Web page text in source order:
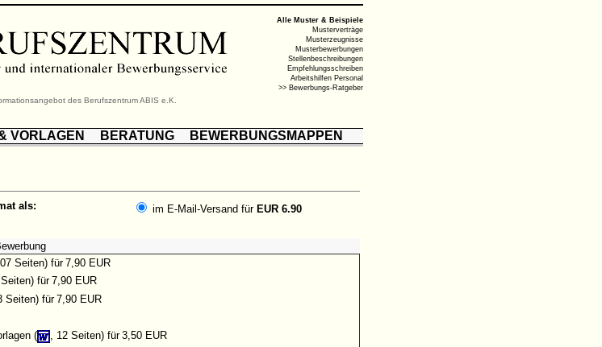
des Berufszentrum ABIS e.K.
Alle Muster & Beispiele
Musterverträge
Musterzeugnisse
Musterbewerbungen
Stellenbeschreibungen
Empfehlungsschreiben
Arbeitshilfen Personal
>> Bewerbungs-Ratgeber
VORLAGEN BERATUNG BEWERBUNGSMAPPEN
als:
im E-Mail-Versand für EUR 6.90
Seiten) für 7,90 EUR
für 7,90 EUR
Seiten) für 7,90 EUR
( , 12 Seiten) für 3,50 EUR